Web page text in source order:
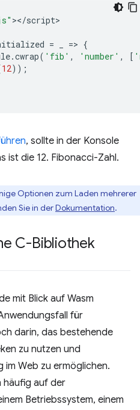
></script
= => {
.cwrap( 'fib' , 'number' , [
12));
, sollte in der Konsole
ist die 12. Fibonacci-Zahl.
Optionen zum Laden mehrerer
Sie in derDokumentation.
C-Bibliothek
mit Blick auf Wasm
für
darin, das bestehende
zu nutzen und
im Web zu ermöglichen.
häufig auf der
Betriebssystem, einem